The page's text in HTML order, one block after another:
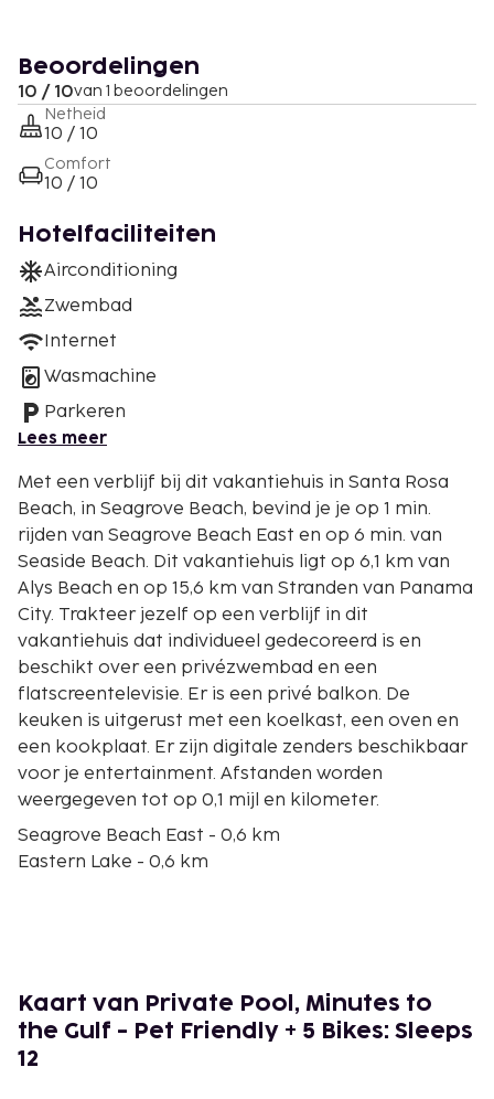
Beoordelingen
10 / 10van 1 beoordelingen
Netheid
10 / 10
Comfort
10 / 10
Hotelfaciliteiten
Airconditioning
Zwembad
Internet
Wasmachine
Parkeren
Lees meer
Met een verblijf bij dit vakantiehuis in Santa Rosa
Beach, in Seagrove Beach, bevind je je op 1 min.
rijden van Seagrove Beach East en op 6 min. van
Seaside Beach. Dit vakantiehuis ligt op 6,1 km van
Alys Beach en op 15,6 km van Stranden van Panama
City. Trakteer jezelf op een verblijf in dit
vakantiehuis dat individueel gedecoreerd is en
beschikt over een privézwembad en een
flatscreentelevisie. Er is een privé balkon. De
keuken is uitgerust met een koelkast, een oven en
een kookplaat. Er zijn digitale zenders beschikbaar
voor je entertainment. Afstanden worden
weergegeven tot op 0,1 mijl en kilometer.
Seagrove Beach East - 0,6 km
Eastern Lake - 0,6 km
Seaside Repertory Theatre - 3,8 km
Central Square (winkelcentrum) - 3,9 km
Seaside Amphitheater - 3,9 km
Kaart van Private Pool, Minutes to
the Gulf - Pet Friendly + 5 Bikes: Sleeps
12